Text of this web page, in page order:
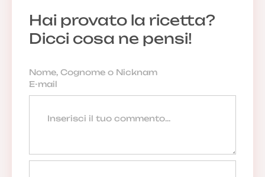
Hai provato la ricetta?
Dicci cosa ne pensi!